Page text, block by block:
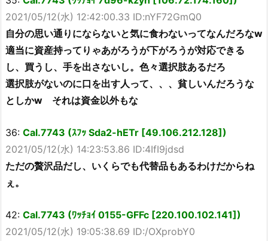
2021/05/12(水) 12:42:00.33 ID:nYF72GmQ0
自分の思い通りにならないと気に食わないってなんだろなw
適当に資産持ってりゃあがろうが下がろうが対応できる
し、買うし、手を出さないし。色々選択肢あるだろ
選択肢がないのに口を出す人って、、、貧しいんだろうな
としかw それは資金以外もな
36: Cal.7743 (ｽﾌｯ Sda2-hETr [49.106.212.128])
2021/05/12(水) 14:23:53.86 ID:4IfI9jdsd
ただの贅沢品だし、いくらでも代替品もあるわけだからね
ぇ。
42: Cal.7743 (ﾜｯﾁｮｲ 0155-GFFc [220.100.102.141])
2021/05/12(水) 19:05:38.69 ID:/OXprobY0